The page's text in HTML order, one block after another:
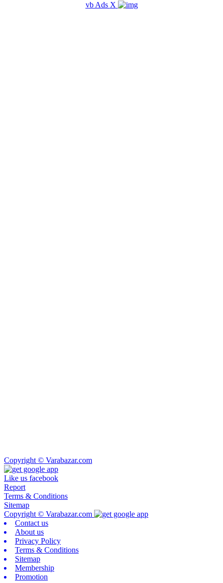
vb Ads X
Copyright © Varabazar.com
Like us facebook
Report
Terms & Conditions
Sitemap
Copyright © Varabazar.com
Contact us
About us
Privacy Policy
Terms & Conditions
Sitemap
Membership
Promotion